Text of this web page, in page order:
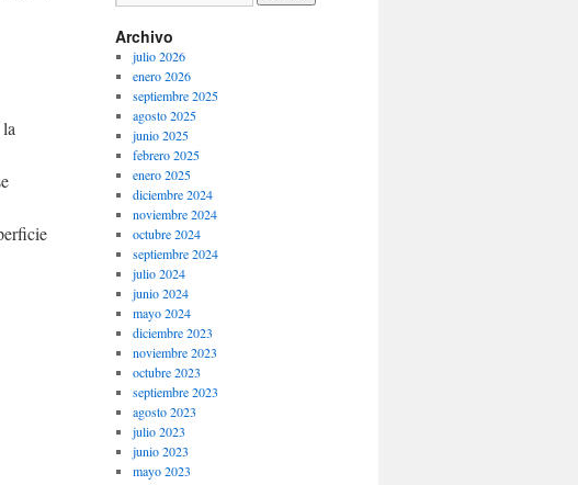
Archivo
julio 2026
enero 2026
septiembre 2025
agosto 2025
junio 2025
febrero 2025
enero 2025
diciembre 2024
noviembre 2024
octubre 2024
septiembre 2024
julio 2024
junio 2024
mayo 2024
diciembre 2023
noviembre 2023
octubre 2023
septiembre 2023
agosto 2023
julio 2023
junio 2023
mayo 2023